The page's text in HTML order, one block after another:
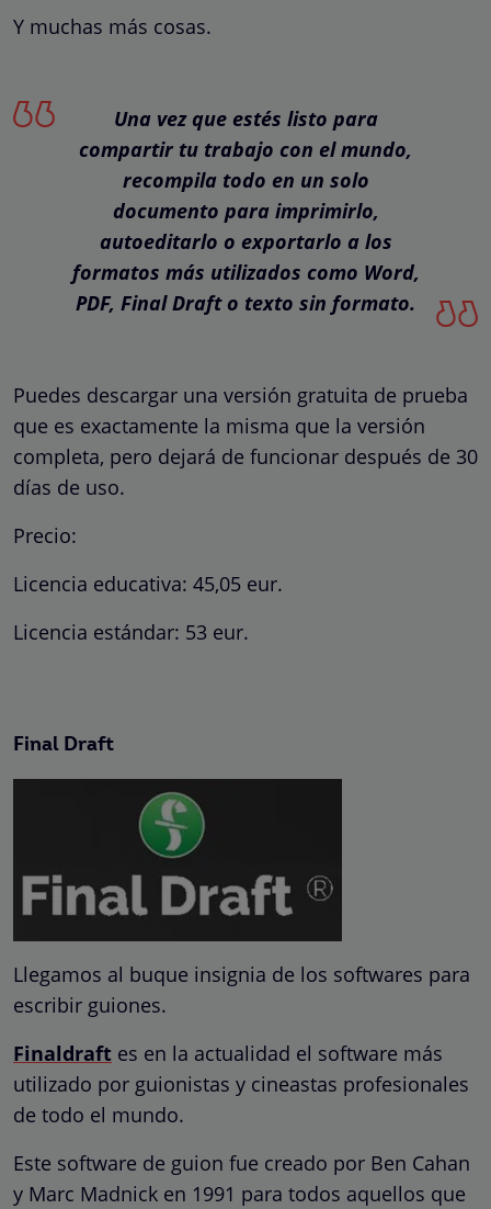
Y muchas más cosas.
Una vez que estés listo para
compartir tu trabajo con el mundo,
recompila todo en un solo
documento para imprimirlo,
autoeditarlo o exportarlo a los
formatos más utilizados como Word,
PDF, Final Draft o texto sin formato.
Puedes descargar una versión gratuita de prueba
que es exactamente la misma que la versión
completa, pero dejará de funcionar después de 30
días de uso.
Precio:
Licencia educativa: 45,05 eur.
Licencia estándar: 53 eur.
Final Draft
Llegamos al buque insignia de los softwares para
escribir guiones.
Finaldraft es en la actualidad el software más
utilizado por guionistas y cineastas profesionales
de todo el mundo.
Este software de guion fue creado por Ben Cahan
y Marc Madnick en 1991 para todos aquellos que